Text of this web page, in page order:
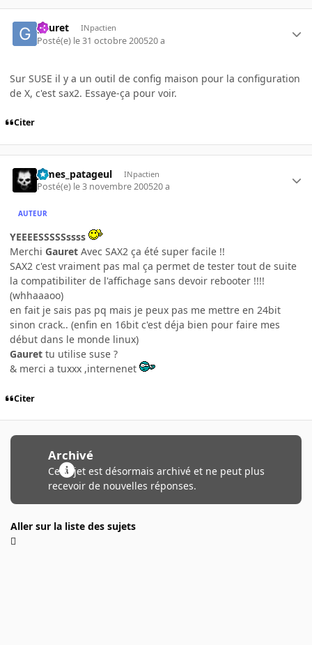
gauret INpactien
Posté(e) le 31 octobre 200520 a
Sur SUSE il y a un outil de config maison pour la configuration
de X, c'est sax2. Essaye-ça pour voir.
Citer
james_patageul INpactien
Posté(e) le 3 novembre 200520 a
AUTEUR
YEEEESSSSSssss
Merchi Gauret Avec SAX2 ça été super facile !!
SAX2 c'est vraiment pas mal ça permet de tester tout de suite
la compatibiliter de l'affichage sans devoir rebooter !!!!
(whhaaaoo)
en fait je sais pas pq mais je peux pas me mettre en 24bit
sinon crack.. (enfin en 16bit c'est déja bien pour faire mes
début dans le monde linux)
Gauret tu utilise suse ?
& merci a tuxxx ,internenet
Citer
Archivé
Ce sujet est désormais archivé et ne peut plus
recevoir de nouvelles réponses.
Aller sur la liste des sujets